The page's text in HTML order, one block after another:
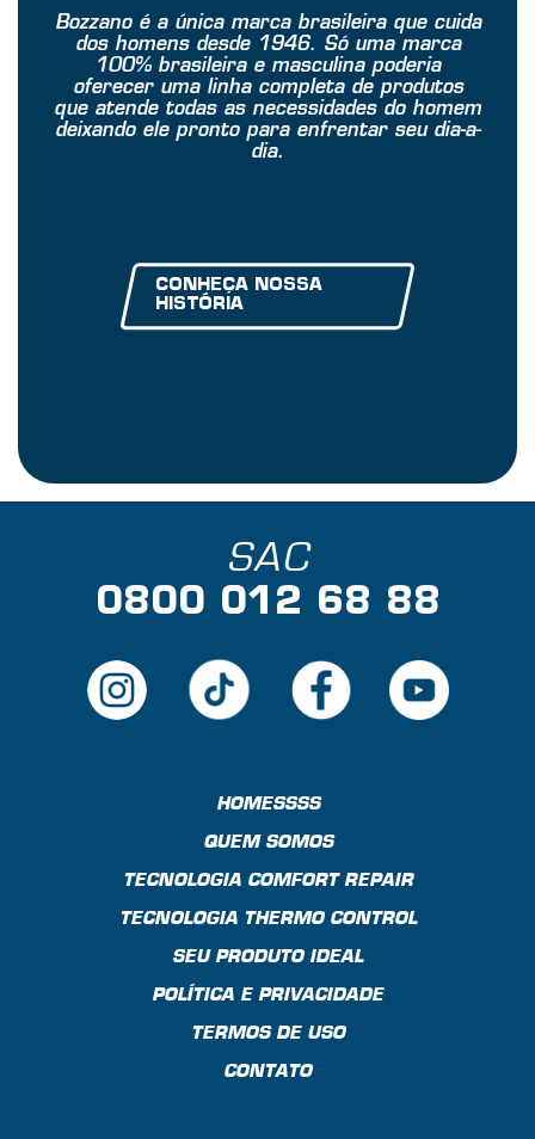
Bozzano é a única marca brasileira que cuida
dos homens desde 1946. Só uma marca
100% brasileira e masculina poderia
oferecer uma linha completa de produtos
que atende todas as necessidades do homem
deixando ele pronto para enfrentar seu dia-a-
dia.
CONHEÇA NOSSA
HISTÓRIA
SAC
0800 012 68 88
HOMESSSS
QUEM SOMOS
TECNOLOGIA COMFORT REPAIR
TECNOLOGIA THERMO CONTROL
SEU PRODUTO IDEAL
POLÍTICA E PRIVACIDADE
TERMOS DE USO
CONTATO